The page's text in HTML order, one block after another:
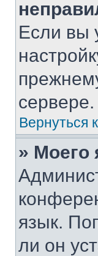
Если вы
Вернуться
» Моего
язык.
ли он